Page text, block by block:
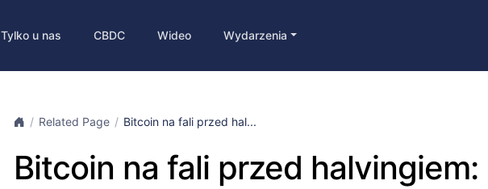
Tylko u nas CBDC Wideo Wydarzenia
Related Page Bitcoin na fali przed hal...
Bitcoin na fali przed halvingiem: